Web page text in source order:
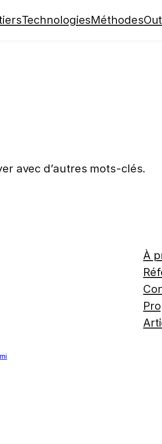
TechnologiesMéthodes
avec d’autres mots-clés.
À